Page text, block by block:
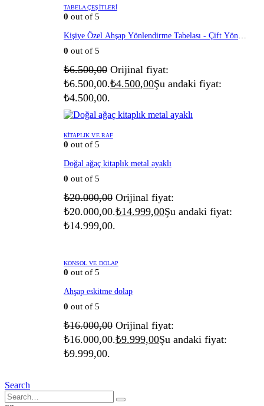
TABELA ÇEŞITLERI
0 out of 5
Kişiye Özel Ahşap Yönlendirme Tabelası - Çift Yönlü
0 out of 5
₺6.500,00 Orijinal fiyat:
₺6.500,00.₺4.500,00Şu andaki fiyat:
₺4.500,00.
KITAPLIK VE RAF
0 out of 5
Doğal ağaç kitaplık metal ayaklı
0 out of 5
₺20.000,00 Orijinal fiyat:
₺20.000,00.₺14.999,00Şu andaki fiyat:
₺14.999,00.
KONSOL VE DOLAP
0 out of 5
Ahşap eskitme dolap
0 out of 5
₺16.000,00 Orijinal fiyat:
₺16.000,00.₺9.999,00Şu andaki fiyat:
₺9.999,00.
Search